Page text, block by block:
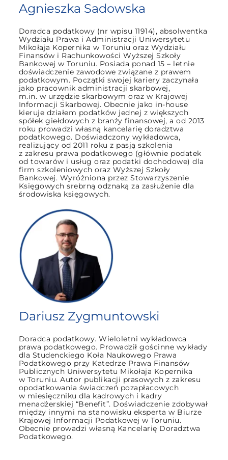
Agnieszka Sadowska
Doradca podatkowy (nr wpisu 11914), absolwentka
Wydziału Prawa i Administracji Uniwersytetu
Mikołaja Kopernika w Toruniu oraz Wydziału
Finansów i Rachunkowości Wyższej Szkoły
Bankowej w Toruniu. Posiada ponad 15 – letnie
doświadczenie zawodowe związane z prawem
podatkowym. Początki swojej kariery zaczynała
jako pracownik administracji skarbowej,
m.in. w urzędzie skarbowym oraz w Krajowej
Informacji Skarbowej. Obecnie jako in-house
kieruje działem podatków jednej z większych
spółek giełdowych z branży finansowej, a od 2013
roku prowadzi własną kancelarię doradztwa
podatkowego. Doświadczony wykładowca,
realizujący od 2011 roku z pasją szkolenia
z zakresu prawa podatkowego (głównie podatek
od towarów i usług oraz podatki dochodowe) dla
firm szkoleniowych oraz Wyższej Szkoły
Bankowej. Wyróżniona przez Stowarzyszenie
Księgowych srebrną odznaką za zasłużenie dla
środowiska księgowych.
Dariusz Zygmuntowski
Doradca podatkowy. Wieloletni wykładowca
prawa podatkowego. Prowadził gościnne wykłady
dla Studenckiego Koła Naukowego Prawa
Podatkowego przy Katedrze Prawa Finansów
Publicznych Uniwersytetu Mikołaja Kopernika
w Toruniu. Autor publikacji prasowych z zakresu
opodatkowania świadczeń pozapłacowych
w miesięczniku dla kadrowych i kadry
menadżerskiej “Benefit”. Doświadczenie zdobywał
między innymi na stanowisku eksperta w Biurze
Krajowej Informacji Podatkowej w Toruniu.
Obecnie prowadzi własną Kancelarię Doradztwa
Podatkowego.